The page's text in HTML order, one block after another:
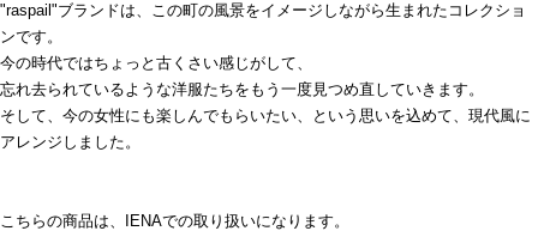
"raspail"ブランドは、この町の風景をイメージしながら生まれたコレクショ
ンです。
今の時代ではちょっと古くさい感じがして、
忘れ去られているような洋服たちをもう一度見つめ直していきます。
そして、今の女性にも楽しんでもらいたい、という思いを込めて、現代風に
アレンジしました。
こちらの商品は、IENAでの取り扱いになります。